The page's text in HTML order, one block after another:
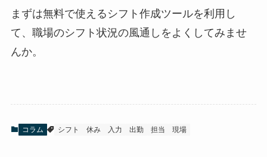
まずは無料で使えるシフト作成ツールを利用し
て、職場のシフト状況の風通しをよくしてみませ
んか。
コラム シフト 休み 入力 出勤 担当 現場